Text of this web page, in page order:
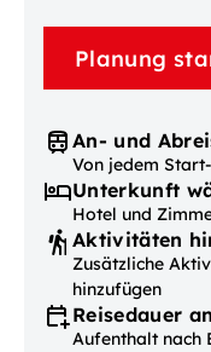
Planung
An- und
Von jedem
Unterkunft
Hotel und
Aktivitäten
Zusätzliche
hinzufügen
Reisedauer
Aufenthalt nach